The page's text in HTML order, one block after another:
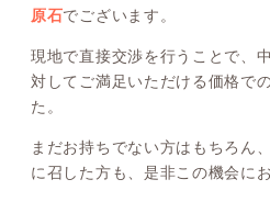
原石でございます。
現地で直接交渉を行うことで、
対してご満足いただける価格で
た。
まだお持ちでない方はもちろん
に召した方も、是非この機会に